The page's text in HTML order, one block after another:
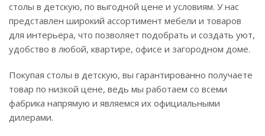
столы в детскую, по выгодной цене и условиям. У нас
представлен широкий ассортимент мебели и товаров
для интерьера, что позволяет подобрать и создать уют,
удобство в любой, квартире, офисе и загородном доме.
Покупая столы в детскую, вы гарантированно получаете
товар по низкой цене, ведь мы работаем со всеми
фабрика напрямую и являемся их официальными
дилерами.